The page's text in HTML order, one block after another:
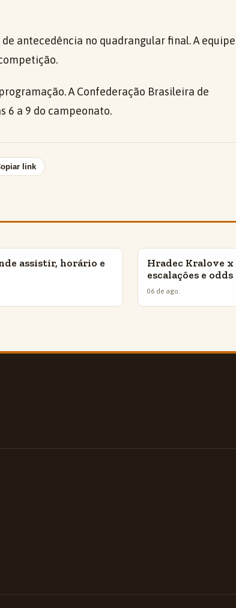
antecedência no quadrangular final. A equipe
A Confederação Brasileira de
6 a 9 do campeonato.
link
assistir, horário e
INSIGHTS
Hradec Kralove
escalações e odds
06 de ago.